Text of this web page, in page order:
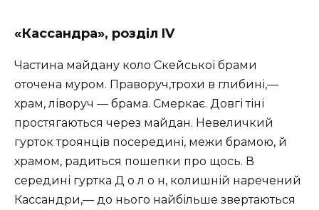
«Кассандра», розділ IV
Частина майдану коло Скейської брами
оточена муром. Праворуч,трохи в глибині,—
храм, ліворуч — брама. Смеркає. Довгі тіні
простягаються через майдан. Невеличкий
гурток троянців посередині, межи брамою, й
храмом, радиться пошепки про щось. В
середині гуртка Д о л о н, колишній наречений
Кассандри,— до нього найбільше звертаються